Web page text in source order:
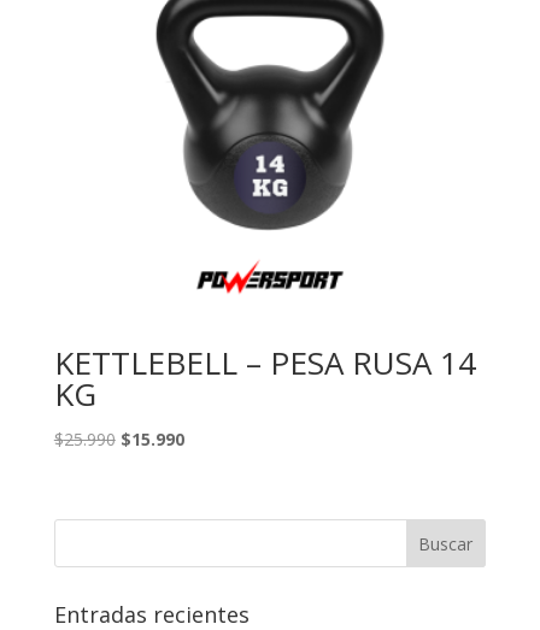
KETTLEBELL – PESA RUSA 14
KG
$25.990 El
era:
$15.990El
es:
Entradas recientes